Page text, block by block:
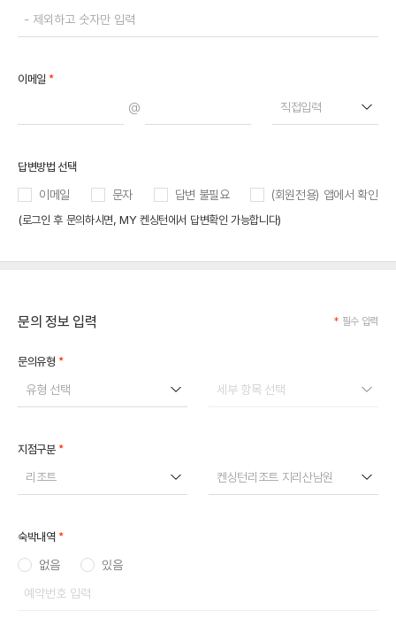
이메일 *
@ 직접입력
답변방법 선택
이메일 문자 답변 불필요 (회원전용) 앱에서 확인
(로그인 후 문의하시면, MY 켄싱턴에서 답변확인 가능합니다)
문의 정보 입력 * 필수 입력
문의유형 *
유형 선택 세부 항목 선택
지점구분 *
리조트 켄싱턴리조트 지리산남원
숙박내역 *
없음 있음